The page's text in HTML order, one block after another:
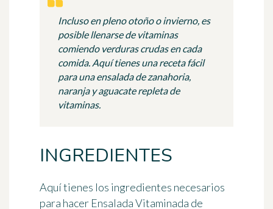
Incluso en pleno otoño o invierno, es
posible llenarse de vitaminas
comiendo verduras crudas en cada
comida. Aquí tienes una receta fácil
para una ensalada de zanahoria,
naranja y aguacate repleta de
vitaminas.
INGREDIENTES
Aquí tienes los ingredientes necesarios
para hacer Ensalada Vitaminada de